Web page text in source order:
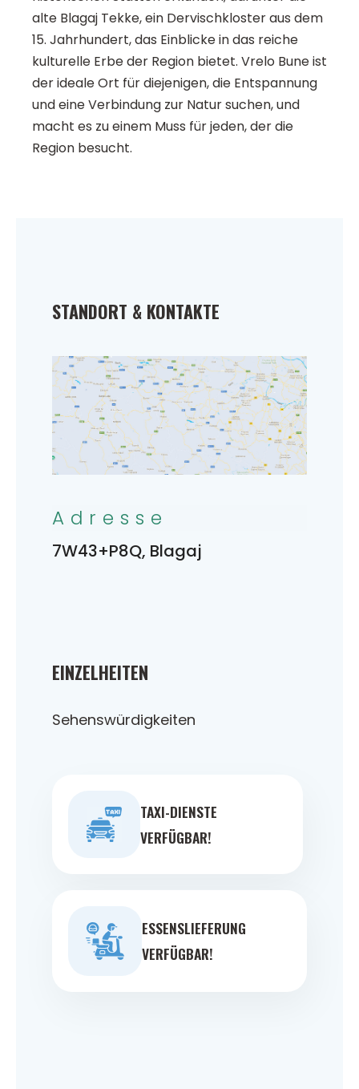
alte Blagaj Tekke, ein Dervischkloster aus dem
15. Jahrhundert, das Einblicke in das reiche
kulturelle Erbe der Region bietet. Vrelo Bune ist
der ideale Ort für diejenigen, die Entspannung
und eine Verbindung zur Natur suchen, und
macht es zu einem Muss für jeden, der die
Region besucht.
EINZELHEITEN
Sehenswürdigkeiten
TAXI-DIENSTE
VERFÜGBAR!
ESSENSLIEFERUNG
VERFÜGBAR!
STANDORT & KONTAKTE
Adresse
7W43+P8Q, Blagaj